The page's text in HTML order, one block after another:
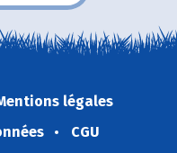
légales
CGU